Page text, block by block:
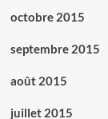
octobre 2015
septembre 2015
août 2015
juillet 2015